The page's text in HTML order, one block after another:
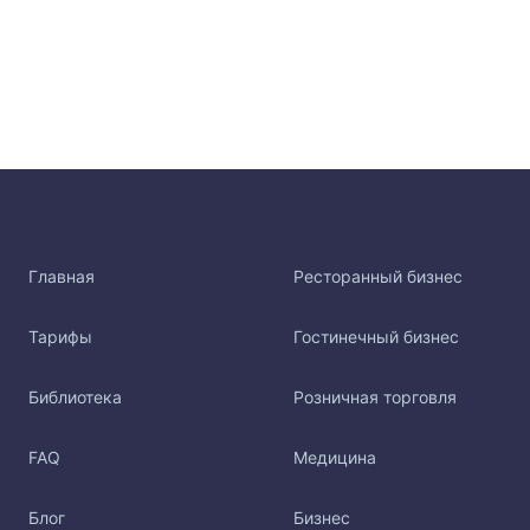
Главная
Тарифы
Библиотека
FAQ
Блог
Ресторанный бизнес
Гостинечный бизнес
Розничная торговля
Медицина
Бизнес